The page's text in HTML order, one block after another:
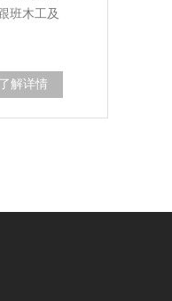
班木工及
了解详情